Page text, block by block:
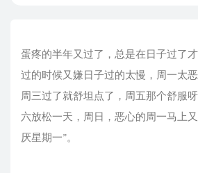
蛋疼的半年又过了，总是在日子过了
过的时候又嫌日子过的太慢，周一太
周三过了就舒坦点了，周五那个舒服
六放松一天，周日，恶心的周一马上
厌星期一”。